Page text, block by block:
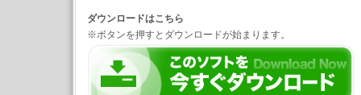
ダウンロードはこちら
※ボタンを押すとダウンロードが始まります。